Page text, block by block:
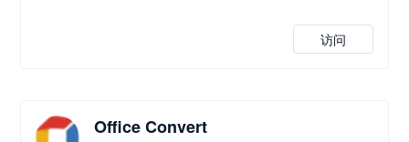
访问
Office Convert